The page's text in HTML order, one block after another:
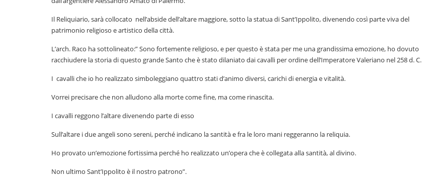
Il Reliquiario, sarà collocato nell’abside dell’altare maggiore, sotto la statua di Sant’Ippolito, divenendo così parte viva del
patrimonio religioso e artistico della città.
L’arch. Raco ha sottolineato:” Sono fortemente religioso, e per questo è stata per me una grandissima emozione, ho dovuto
racchiudere la storia di questo grande Santo che è stato dilaniato dai cavalli per ordine dell’Imperatore Valeriano nel 258 d. C.
I cavalli che io ho realizzato simboleggiano quattro stati d’animo diversi, carichi di energia e vitalità.
Vorrei precisare che non alludono alla morte come fine, ma come rinascita.
I cavalli reggono l’altare divenendo parte di esso
Sull’altare i due angeli sono sereni, perché indicano la santità e fra le loro mani reggeranno la reliquia.
Ho provato un’emozione fortissima perché ho realizzato un’opera che è collegata alla santità, al divino.
Non ultimo Sant’Ippolito è il nostro patrono”.